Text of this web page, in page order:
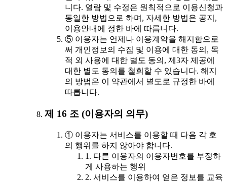
니다. 열람 및 수정은 원칙적으로 이용신청과
동일한 방법으로 하며, 자세한 방법은 공지,
이용안내에 정한 바에 따릅니다.
⑤ 이용자는 언제나 이용계약을 해지함으로
써 개인정보의 수집 및 이용에 대한 동의, 목
적 외 사용에 대한 별도 동의, 제3자 제공에
대한 별도 동의를 철회할 수 있습니다. 해지
의 방법은 이 약관에서 별도로 규정한 바에
따릅니다.
제 16 조 (이용자의 의무)
① 이용자는 서비스를 이용할 때 다음 각 호
의 행위를 하지 않아야 합니다.
1. 다른 이용자의 이용자번호를 부정하
게 사용하는 행위
2. 서비스를 이용하여 얻은 정보를 교육